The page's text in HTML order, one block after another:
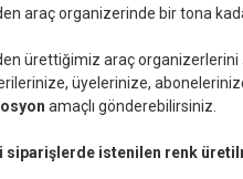
araç organizerinde bir tona
ürettiğimiz araç organizerlerini
üyelerinize,
amaçlı gönderebilirsiniz.
siparişlerde istenilen renk